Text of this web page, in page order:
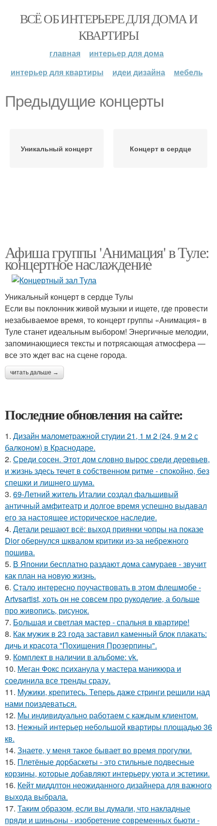
ВСЁ ОБ ИНТЕРЬЕРЕ ДЛЯ ДОМА И
КВАРТИРЫ
главная
интерьер для дома
интерьер для квартиры
идеи дизайна мебель
Предыдущие концерты
Уникальный концерт Концерт в сердце
Афиша группы 'Анимация' в Туле:
концертное наслаждение
Уникальный концерт в сердце Тулы
Если вы поклонник живой музыки и ищете, где провести
незабываемое время, то концерт группы «Анимация» в
Туле станет идеальным выбором! Энергичные мелодии,
запоминающиеся тексты и потрясающая атмосфера —
все это ждет вас на сцене города.
читать дальше →
Последние обновления на сайте:
1. Дизайн малометражной студии 21, 1 м 2 (24, 9 м 2 с
балконом) в Краснодаре.
2. Среди сосен. Этот дом словно вырос среди деревьев,
и жизнь здесь течет в собственном ритме - спокойно, без
спешки и лишнего шума.
3. 69-Летний житель Италии создал фальшивый
античный амфитеатр и долгое время успешно выдавал
его за настоящее историческое наследие.
4. Детали решают всё: выход приянки чопры на показе
Dior обернулся шквалом критики из-за небрежного
пошива.
5. В Японии бесплатно раздают дома самураев - звучит
как план на новую жизнь.
6. Стало интересно поучаствовать в этом флешмобе -
Artvsartist, хоть он не совсем про рукоделие, а больше
про живопись, рисунок.
7. Большая и светлая мастер - спальня в квартире!
8. Как мужик в 23 года заставил каменный блок плакать:
дичь и красота "Похищения Прозерпины".
9. Комплект в наличии в альбоме: vk.
10. Меган Фокс психанула у мастера маникюра и
соединила все тренды сразу.
11. Мужики, крепитесь. Теперь даже стринги решили над
нами поиздеваться.
12. Мы индивидуально работаем с каждым клиентом.
13. Нежный интерьер небольшой квартиры площадью 36
кв.
14. Знаете, у меня такое бывает во время прогулки.
15. Плетёные дорбаскеты - это стильные подвесные
корзины, которые добавляют интерьеру уюта и эстетики.
16. Кейт миддлтон неожиданного дизайнера для важного
выхода выбрала.
17. Таким образом, если вы думали, что накладные
пряди и шиньоны - изобретение современных бьюти -